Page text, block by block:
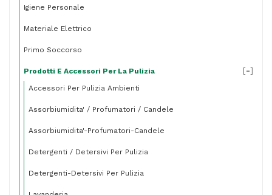
Igiene Personale
Materiale Elettrico
Primo Soccorso
Prodotti E Accessori Per La Pulizia
Accessori Per Pulizia Ambienti
Assorbiumidita' / Profumatori / Candele
Assorbiumidita'-Profumatori-Candele
Detergenti / Detersivi Per Pulizia
Detergenti-Detersivi Per Pulizia
[-]